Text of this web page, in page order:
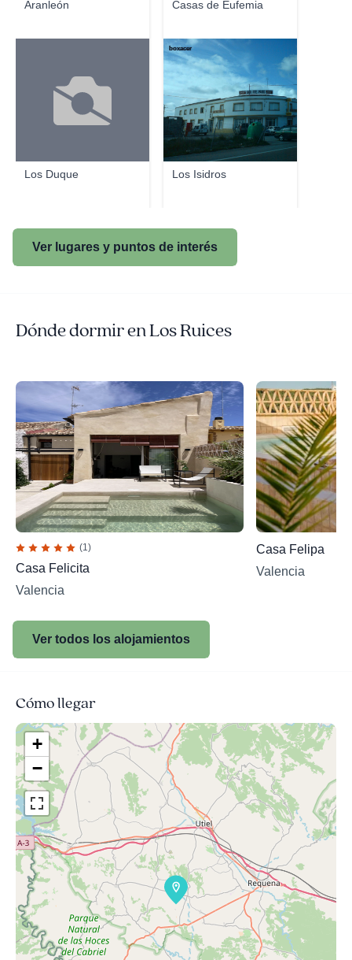
Aranleón Casas de Eufemia
Los Duque Los Isidros
boxacer
Ver lugares y puntos de interés
Dónde dormir en Los Ruices
(1)
Casa Felicita
Valencia
Casa Felipa
Valencia
Ver todos los alojamientos
Cómo llegar
+
−